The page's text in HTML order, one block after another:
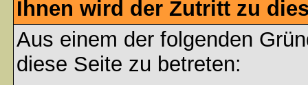
Ihnen wird der Zutritt zu
Aus einem der folgenden
diese Seite zu betreten: